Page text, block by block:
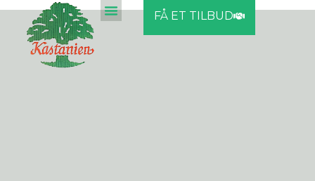
FÅ ET TILBUD